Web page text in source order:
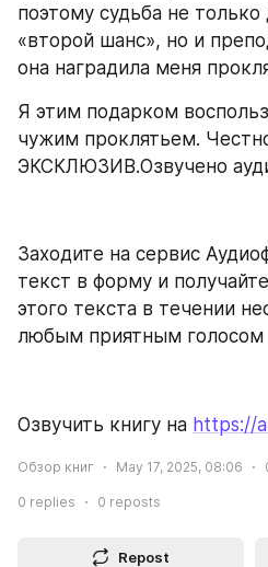
поэтому судьба не
«второй шанс», но и
она наградила меня
Я этим подарком
чужим проклятьем.
ЭКСКЛЮЗИВ.Озвучено
Заходите на сервис
текст в форму и
этого текста в течении
любым приятным голосом
Озвучить книгу на https://
Обзор книг May 17, 2025, 08:06
0 replies 0 reposts
Repost